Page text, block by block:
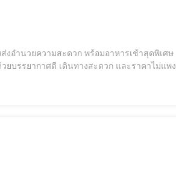
บรรยากาศดี เดินทางสะดวก และราคาไม่แพง